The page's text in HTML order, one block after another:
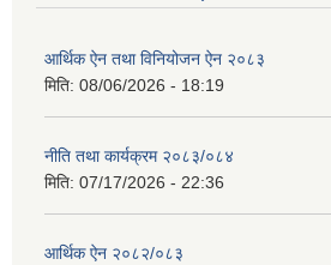
आर्थिक ऐन तथा विनियोजन ऐन २०८३
मिति: 08/06/2026 - 18:19
नीति तथा कार्यक्रम २०८३/०८४
मिति: 07/17/2026 - 22:36
आर्थिक ऐन २०८२/०८३